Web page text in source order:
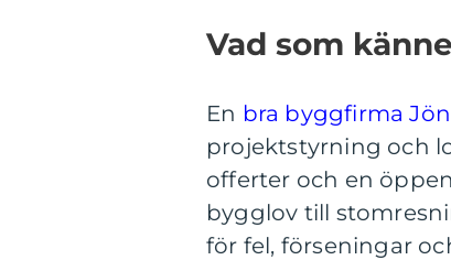
Vad som
En bra byggfirma
projektstyrning och
offerter och en
bygglov till
för fel, förseningar